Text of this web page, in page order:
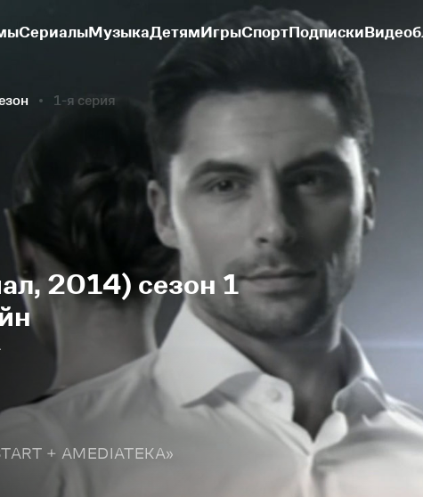
СериалыМузыкаДетямИгрыСпортПодписки
1-я серия
2014) сезон 1
+ AMEDIATEKA»